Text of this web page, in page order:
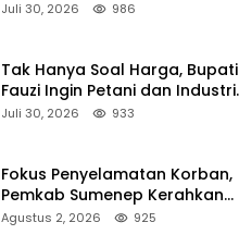
Voting, Regulasi Mulai Disusun
Juli 30, 2026 986
Tak Hanya Soal Harga, Bupati
Fauzi Ingin Petani dan Industri
Rokok Tumbuh Bersama
Juli 30, 2026 933
Fokus Penyelamatan Korban,
Pemkab Sumenep Kerahkan
Tim Medis dan Ambulans ke
Agustus 2, 2026 925